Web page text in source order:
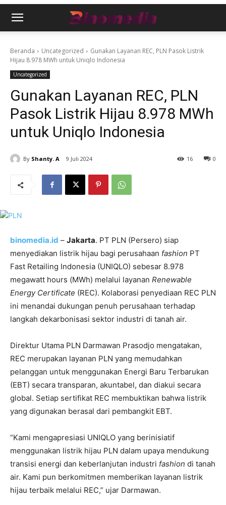
Beranda Uncategorized
Gunakan Layanan REC, PLN Pasok Listrik
Hijau 8.978 MWh untuk Uniqlo Indonesia
Uncategorized
Gunakan Layanan REC, PLN
Pasok Listrik Hijau 8.978 MWh
untuk Uniqlo Indonesia
By Shanty. A 9 Juli 2024 0
16
binomedia.id – Jakarta. PT PLN (Persero) siap
menyediakan listrik hijau bagi perusahaan fashion PT
Fast Retailing Indonesia (UNIQLO) sebesar 8.978
megawatt hours (MWh) melalui layanan Renewable
Energy Certificate (REC). Kolaborasi penyediaan REC PLN
ini menandai dukungan penuh perusahaan terhadap
langkah dekarbonisasi sektor industri di tanah air.
Direktur Utama PLN Darmawan Prasodjo mengatakan,
REC merupakan layanan PLN yang memudahkan
pelanggan untuk menggunakan Energi Baru Terbarukan
(EBT) secara transparan, akuntabel, dan diakui secara
global. Setiap sertifikat REC membuktikan bahwa listrik
yang digunakan berasal dari pembangkit EBT.
“Kami mengapresiasi UNIQLO yang berinisiatif
menggunakan listrik hijau PLN dalam upaya mendukung
transisi energi dan keberlanjutan industri fashion di tanah
air. Kami pun berkomitmen memberikan layanan listrik
hijau terbaik melalui REC,” ujar Darmawan.